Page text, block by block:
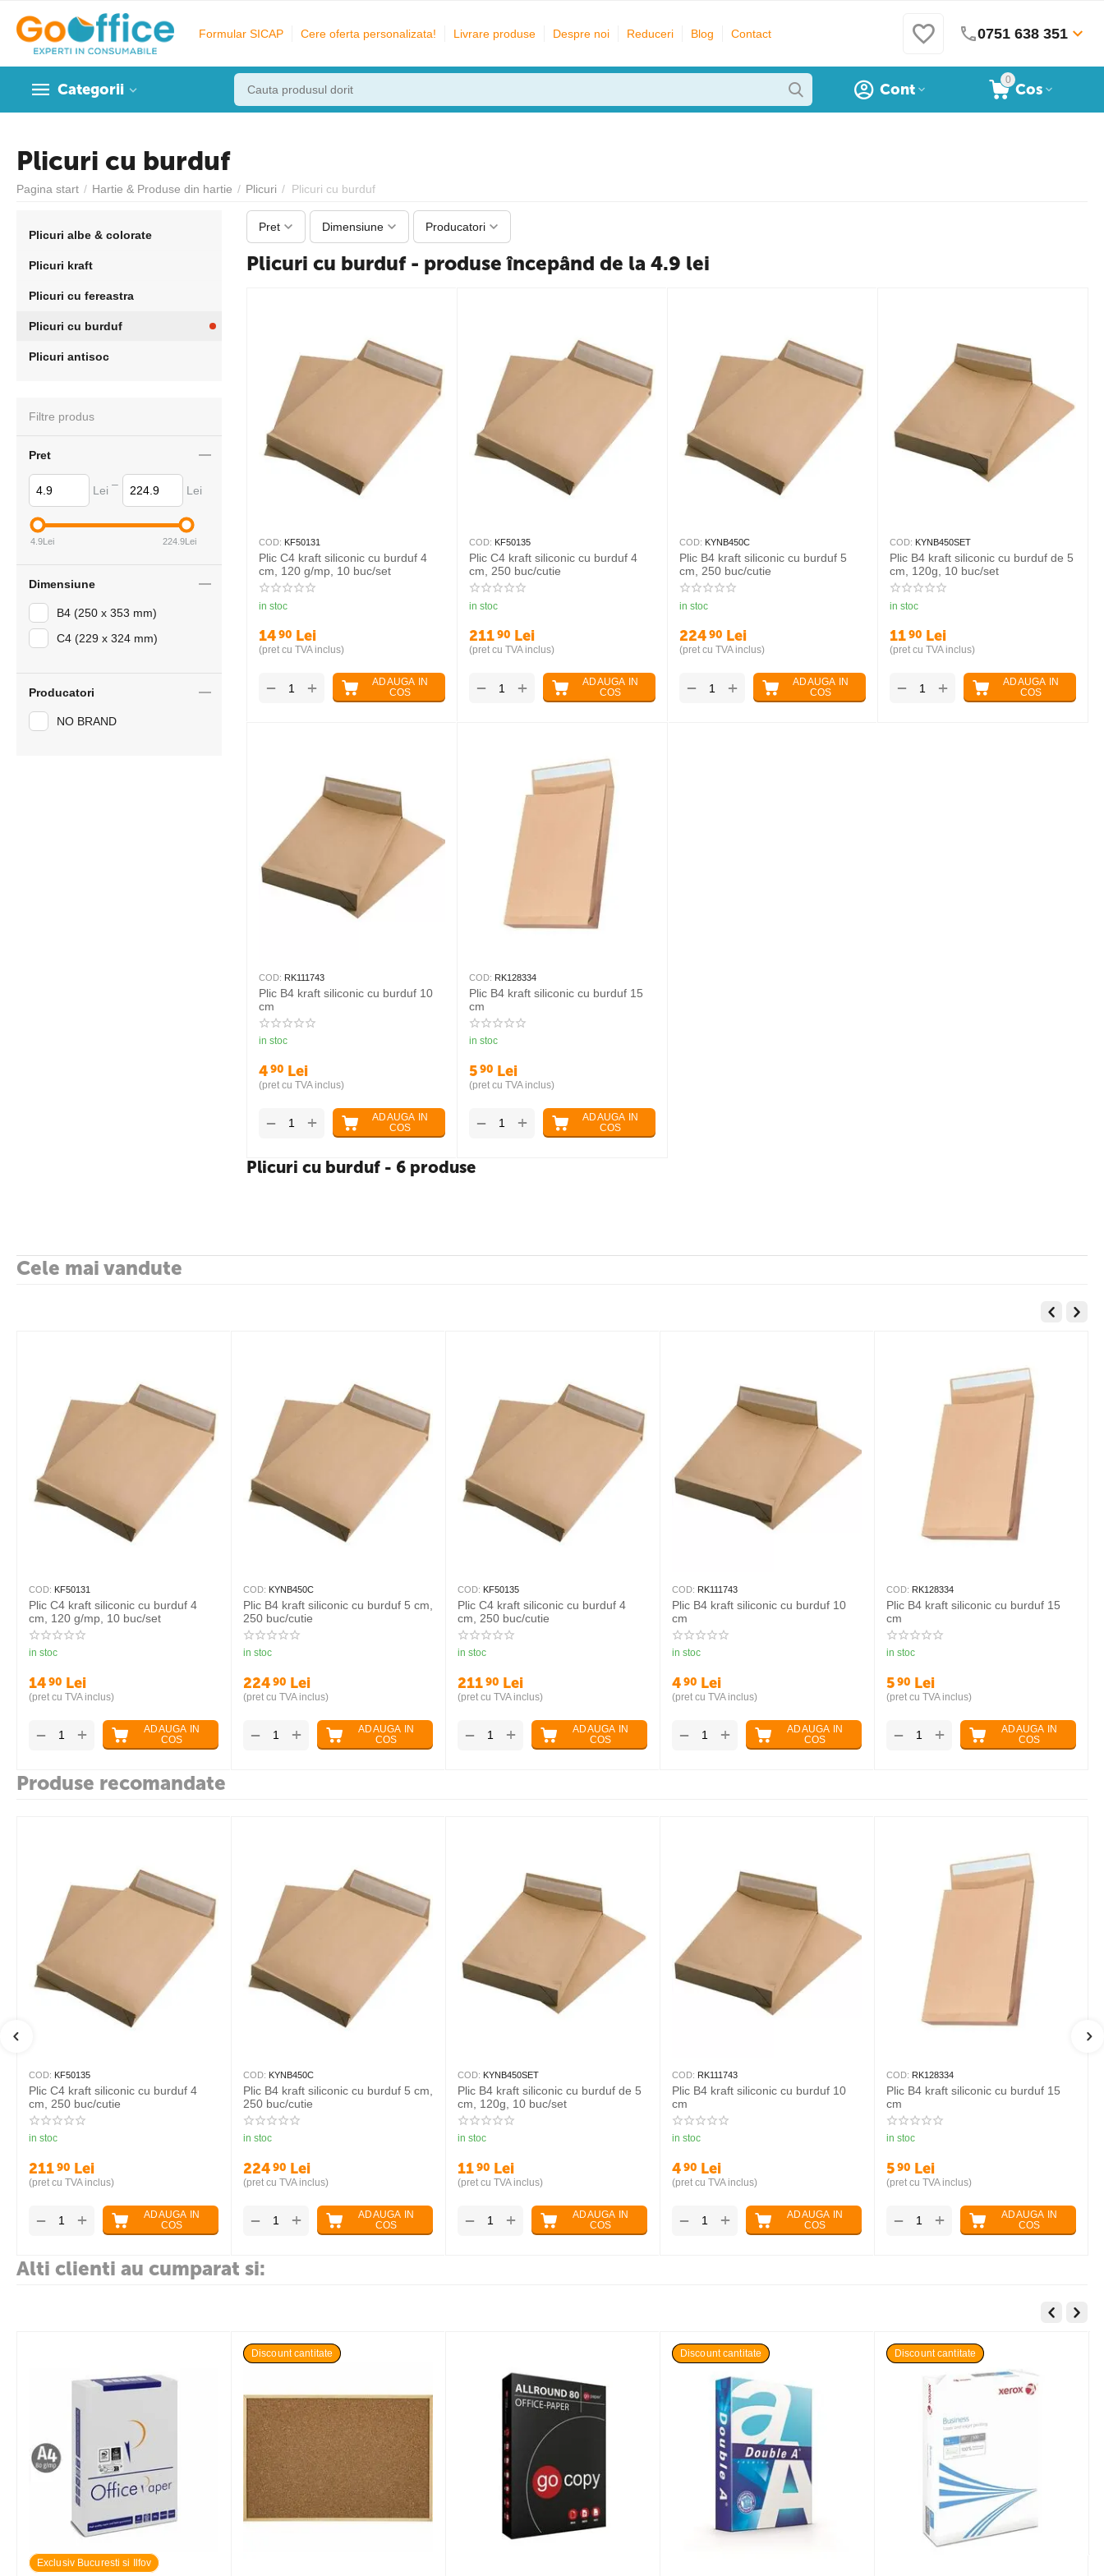
Formular SICAP Cere oferta personalizata! Livrare produse Despre noi Reduceri Blog Contact 0751 638 351
Categorii
0
Cos
Cont
Plicuri cu burduf
Pagina start / Hartie & Produse din hartie / Plicuri / Plicuri cu burduf
Pret Dimensiune Producatori
Plicuri cu burduf - produse începând de la 4.9 lei
COD: KF50131
Plic C4 kraft siliconic cu burduf 4
cm, 120 g/mp, 10 buc/set
in stoc
1490 Lei
(pret cu TVA inclus)
ADAUGA IN
COS
+
−
COD: KF50135
Plic C4 kraft siliconic cu burduf 4
cm, 250 buc/cutie
in stoc
21190 Lei
(pret cu TVA inclus)
ADAUGA IN
COS
+
−
COD: KYNB450C
Plic B4 kraft siliconic cu burduf 5
cm, 250 buc/cutie
in stoc
22490 Lei
(pret cu TVA inclus)
ADAUGA IN
COS
+
−
COD: KYNB450SET
Plic B4 kraft siliconic cu burduf de 5
cm, 120g, 10 buc/set
in stoc
1190 Lei
(pret cu TVA inclus)
ADAUGA IN
COS
+
−
COD: RK111743
Plic B4 kraft siliconic cu burduf 10
cm
in stoc
490 Lei
(pret cu TVA inclus)
ADAUGA IN
COS
+
−
COD: RK128334
Plic B4 kraft siliconic cu burduf 15
cm
in stoc
590 Lei
(pret cu TVA inclus)
ADAUGA IN
COS
+
−
Plicuri cu burduf - 6 produse
Plicuri albe & colorate
Plicuri kraft
Plicuri cu fereastra
Plicuri cu burduf
Plicuri antisoc
Filtre produs
Pret
Lei – Lei
4.9Lei 224.9Lei
Dimensiune
B4 (250 x 353 mm)
C4 (229 x 324 mm)
Producatori
NO BRAND
Cele mai vandute
burduf de 5
COS
Plic C4 kraft siliconic cu burduf 4
cm, 120 g/mp, 10 buc/set
(pret cu TVA inclus)
COS
+
−
Plic B4 kraft siliconic cu burduf 5 cm,
(pret cu TVA inclus)
COS
+
−
Plic C4 kraft siliconic cu burduf 4
cm, 250 buc/cutie
(pret cu TVA inclus)
COS
+
−
Plic B4 kraft siliconic cu burduf 10
(pret cu TVA inclus)
COS
+
−
Plic B4 kraft siliconic cu
(pret cu TVA inclus)
+
−
Produse recomandate
COD: KF50135
Plic C4 kraft siliconic cu burduf 4
cm, 250 buc/cutie
in stoc
21190 Lei
(pret cu TVA inclus)
ADAUGA IN
COS
+
−
COD: KYNB450C
Plic B4 kraft siliconic cu burduf 5 cm,
250 buc/cutie
in stoc
22490 Lei
(pret cu TVA inclus)
ADAUGA IN
COS
+
−
COD: KYNB450SET
Plic B4 kraft siliconic cu burduf de 5
cm, 120g, 10 buc/set
in stoc
1190 Lei
(pret cu TVA inclus)
ADAUGA IN
COS
+
−
COD: RK111743
Plic B4 kraft siliconic cu burduf 10
cm
in stoc
490 Lei
(pret cu TVA inclus)
ADAUGA IN
COS
+
−
COD: RK128334
Plic B4 kraft siliconic cu burduf 15
cm
in stoc
590 Lei
(pret cu TVA inclus)
ADAUGA IN
COS
+
−
Alti clienti au cumparat si:
Exclusiv Bucuresti si Ilfov
Discount cantitate Discount cantitate Discount cantitate